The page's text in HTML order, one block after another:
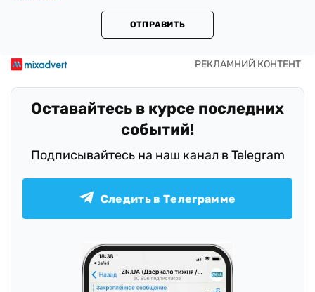
ОТПРАВИТЬ
Оставайтесь в курсе последних
событий!
Подписывайтесь на наш канал в Telegram
Следить в Телеграмме